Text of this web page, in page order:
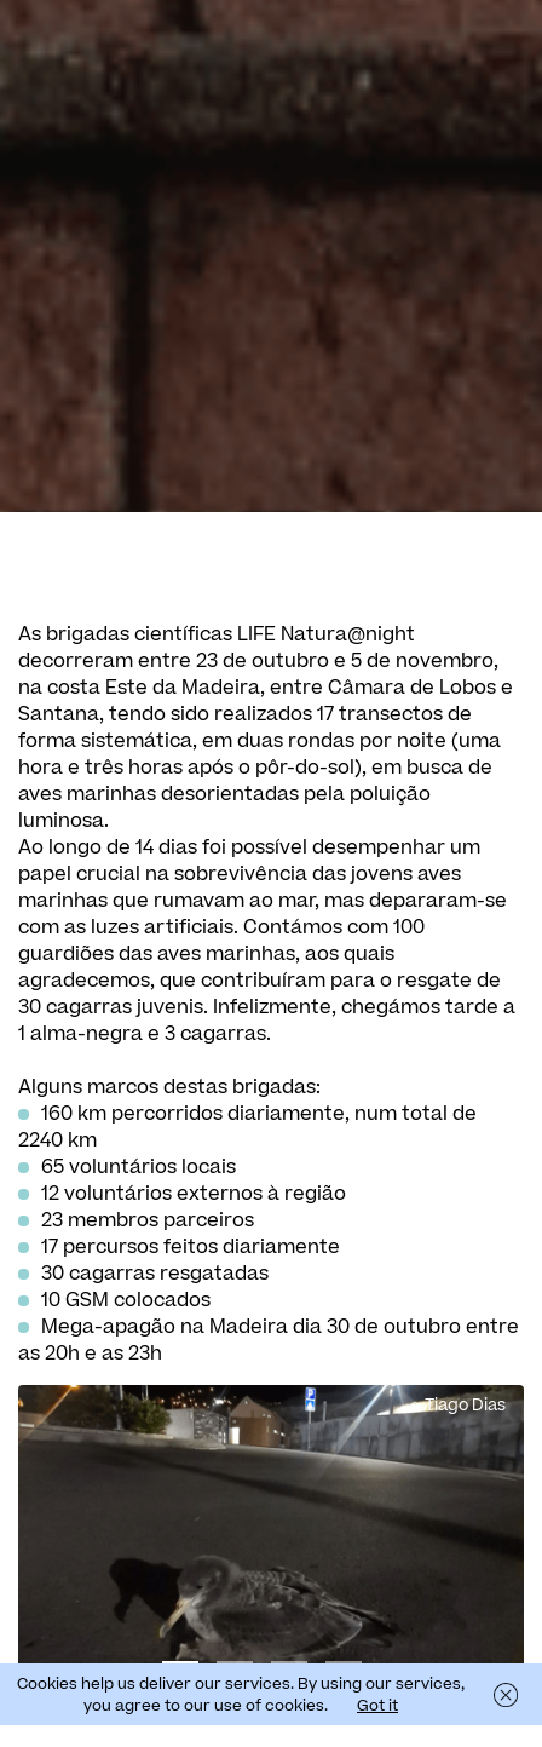
As brigadas científicas LIFE Natura@night
decorreram entre 23 de outubro e 5 de novembro,
na costa Este da Madeira, entre Câmara de Lobos e
Santana, tendo sido realizados 17 transectos de
forma sistemática, em duas rondas por noite (uma
hora e três horas após o pôr-do-sol), em busca de
aves marinhas desorientadas pela poluição
luminosa.
Ao longo de 14 dias foi possível desempenhar um
papel crucial na sobrevivência das jovens aves
marinhas que rumavam ao mar, mas depararam-se
com as luzes artificiais. Contámos com 100
guardiões das aves marinhas, aos quais
agradecemos, que contribuíram para o resgate de
30 cagarras juvenis. Infelizmente, chegámos tarde a
1 alma-negra e 3 cagarras.
Alguns marcos destas brigadas:
160 km percorridos diariamente, num total de
2240 km
65 voluntários locais
12 voluntários externos à região
23 membros parceiros
17 percursos feitos diariamente
30 cagarras resgatadas
10 GSM colocados
Mega-apagão na Madeira dia 30 de outubro entre
as 20h e as 23h
Tiago Dias
Cookies help us deliver our services. By using our services,
you agree to our use of cookies.
Got it